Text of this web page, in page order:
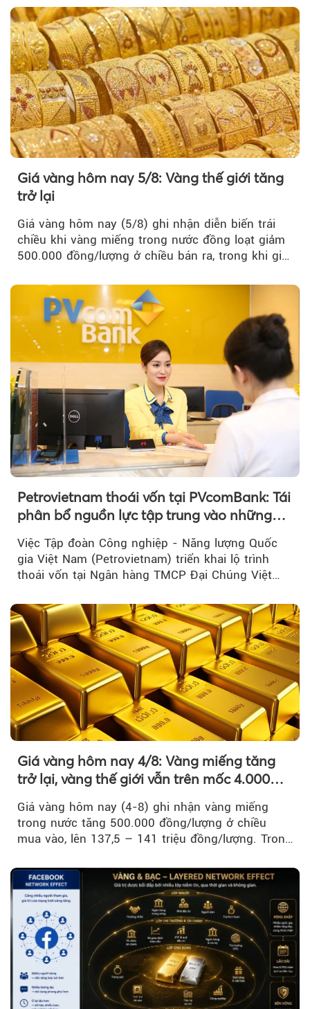
Giá vàng hôm nay 5/8: Vàng thế giới tăng
trở lại
Giá vàng hôm nay (5/8) ghi nhận diễn biến trái
chiều khi vàng miếng trong nước đồng loạt giảm
500.000 đồng/lượng ở chiều bán ra, trong khi giá
thương hiệu.
Petrovietnam thoái vốn tại PVcomBank: Tái
phân bổ nguồn lực tập trung vào những
Việc Tập đoàn Công nghiệp - Năng lượng Quốc
gia Việt Nam (Petrovietnam) triển khai lộ trình
thoái vốn tại Ngân hàng TMCP Đại Chúng Việt
Giá vàng hôm nay 4/8: Vàng miếng tăng
trở lại, vàng thế giới vẫn trên mốc 4.000
Giá vàng hôm nay (4-8) ghi nhận vàng miếng
trong nước tăng 500.000 đồng/lượng ở chiều
mua vào, lên 137,5 – 141 triệu đồng/lượng. Trong
trì trên ngưỡng 4.000 USD/ounce.